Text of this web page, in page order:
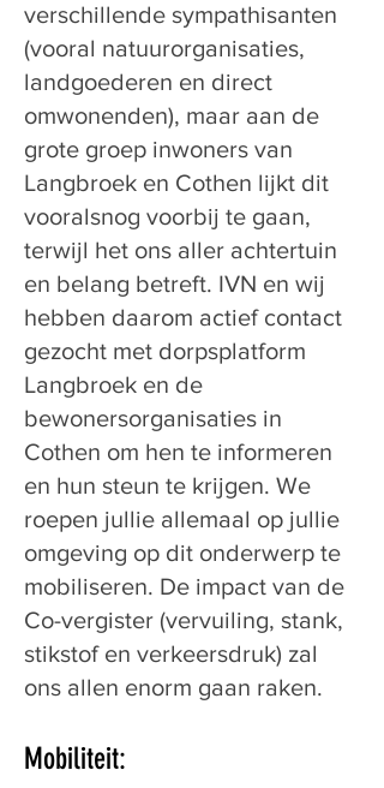
verschillende sympathisanten
(vooral natuurorganisaties,
landgoederen en direct
omwonenden), maar aan de
grote groep inwoners van
Langbroek en Cothen lijkt dit
vooralsnog voorbij te gaan,
terwijl het ons aller achtertuin
en belang betreft. IVN en wij
hebben daarom actief contact
gezocht met dorpsplatform
Langbroek en de
bewonersorganisaties in
Cothen om hen te informeren
en hun steun te krijgen. We
roepen jullie allemaal op jullie
omgeving op dit onderwerp te
mobiliseren. De impact van de
Co-vergister (vervuiling, stank,
stikstof en verkeersdruk) zal
ons allen enorm gaan raken.
Mobiliteit: